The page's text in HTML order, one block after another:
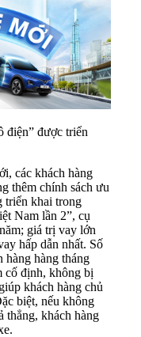
điện” được triển
các khách hàng
thêm chính sách ưu
triển khai trong
Nam lần 2”, cụ
giá trị vay lớn
hấp dẫn nhất. Số
hàng hàng tháng
cố định, không bị
khách hàng chủ
biệt, nếu không
thẳng, khách hàng